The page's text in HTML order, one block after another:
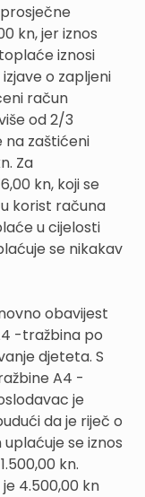
kn, jer iznos
iznosi
o zapljeni
račun
od 2/3
zaštićeni
Za
kn, koji se
korist računa
u cijelosti
se nikakav
obavijest
-tražbina po
djeteta. S
A4 -
je
da je riječ o
se iznos
kn.
4.500,00 kn